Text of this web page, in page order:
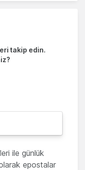
takip edin.
ile günlük
epostalar